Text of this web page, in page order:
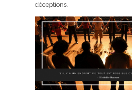
déceptions.